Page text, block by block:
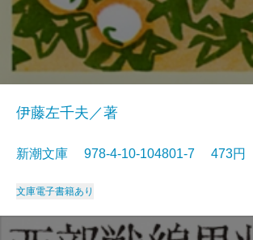
伊藤左千夫／著
新潮文庫 978-4-10-104801-7 473円
文庫電子書籍あり